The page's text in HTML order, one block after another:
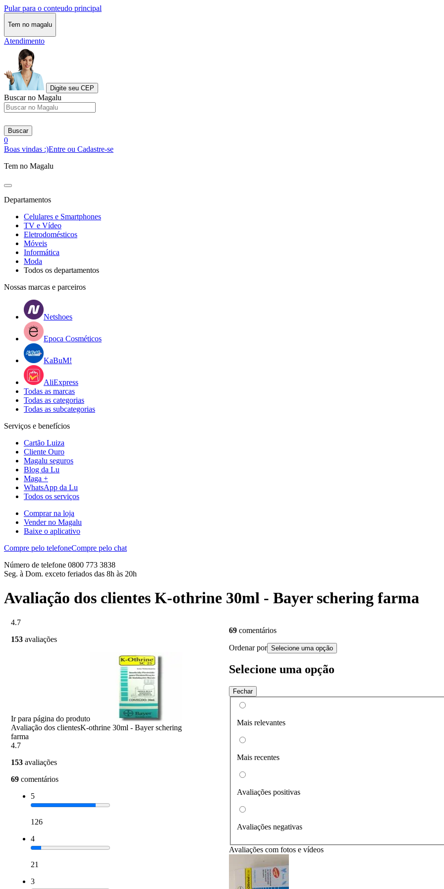
Pular para o conteudo principal
Tem no magalu
Atendimento
Digite seu CEP
Buscar no Magalu
Buscar
0
Boas vindas :)Entre ou Cadastre-se
Tem no Magalu
Departamentos
Celulares e Smartphones
TV e Vídeo
Eletrodomésticos
Móveis
Informática
Moda
Todos os departamentos
Nossas marcas e parceiros
Netshoes
Epoca Cosméticos
KaBuM!
AliExpress
Todas as marcas
Todas as categorias
Todas as subcategorias
Serviços e benefícios
Cartão Luiza
Cliente Ouro
Magalu seguros
Blog da Lu
Maga +
WhatsApp da Lu
Todos os serviços
Comprar na loja
Vender no Magalu
Baixe o aplicativo
Compre pelo telefoneCompre pelo chat
Número de telefone 0800 773 3838
Seg. à Dom. exceto feriados das 8h às 20h
Avaliação dos clientes K-othrine 30ml - Bayer schering farma
4.7
153 avaliações
Ir para página do produto
Avaliação dos clientesK-othrine 30ml - Bayer schering
farma
4.7
153 avaliações
69 comentários
5
126
4
21
3
69 comentários
Ordenar por Selecione uma opção
Selecione uma opção
Fechar
Mais relevantes
Mais recentes
Avaliações positivas
Avaliações negativas
Avaliações com fotos e vídeos